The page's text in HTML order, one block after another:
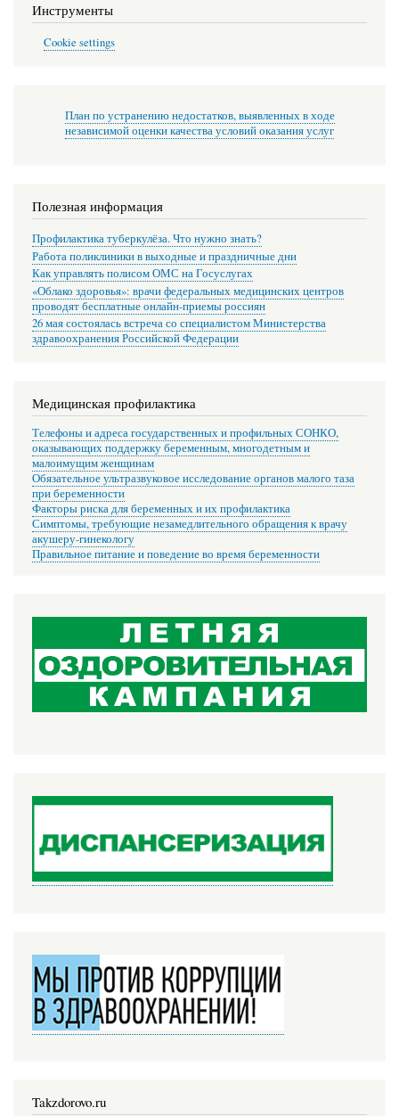
Инструменты
Cookie settings
План по устранению недостатков, выявленных в ходе
независимой оценки качества условий оказания услуг
Полезная информация
Профилактика туберкулёза. Что нужно знать?
Работа поликлиники в выходные и праздничные дни
Как управлять полисом ОМС на Госуслугах
«Облако здоровья»: врачи федеральных медицинских центров
проводят бесплатные онлайн-приемы россиян
26 мая состоялась встреча со специалистом Министерства
здравоохранения Российской Федерации
Медицинская профилактика
Телефоны и адреса государственных и профильных СОНКО,
оказывающих поддержку беременным, многодетным и
малоимущим женщинам
Обязательное ультразвуковое исследование органов малого таза
при беременности
Факторы риска для беременных и их профилактика
Симптомы, требующие незамедлительного обращения к врачу
акушеру-гинекологу
Правильное питание и поведение во время беременности
Takzdorovo.ru